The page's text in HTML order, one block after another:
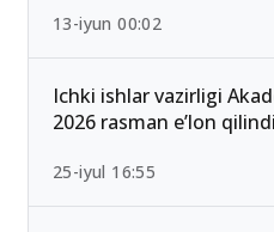
Qabul-2026: Eng past
mumkin bo‘lgan
13-iyun 00:02
Ichki ishlar vazirligi
2026 rasman e’lon